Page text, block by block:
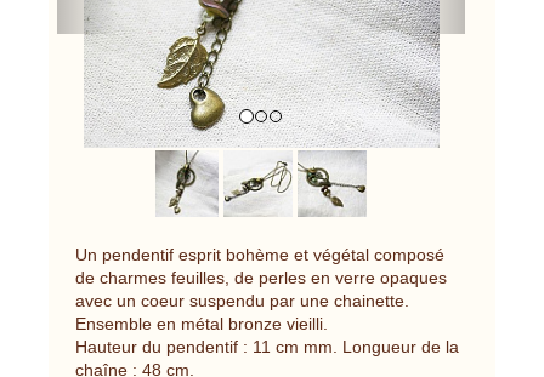
Un pendentif esprit bohème et végétal composé
de charmes feuilles, de perles en verre opaques
avec un coeur suspendu par une chainette.
Ensemble en métal bronze vieilli.
Hauteur du pendentif : 11 cm mm. Longueur de la
chaîne : 48 cm.